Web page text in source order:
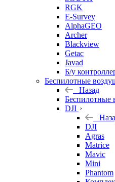
RGK
E-Survey
AlphaGEO
Archer
Blackview
Getac
Javad
Б/у
Беспилотные
Назад
Беспилотные
DJI
DJI
Agras
Matrice
Mavic
Mini
Phantom